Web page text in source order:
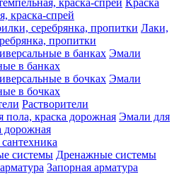
Краска
краска-спрей
Лаки,
пропитки
Эмали
в банках
Эмали
в бочках
Растворители
Эмали для
дорожная
Дренажные системы
Запорная арматура